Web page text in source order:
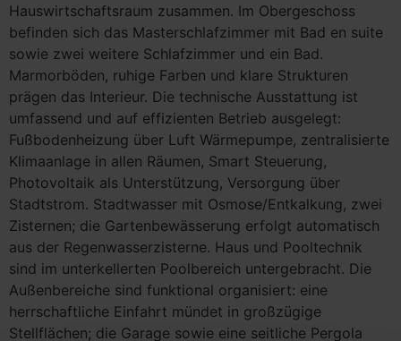
Hauswirtschaftsraum zusammen. Im Obergeschoss
befinden sich das Masterschlafzimmer mit Bad en suite
sowie zwei weitere Schlafzimmer und ein Bad.
Marmorböden, ruhige Farben und klare Strukturen
prägen das Interieur. Die technische Ausstattung ist
umfassend und auf effizienten Betrieb ausgelegt:
Fußbodenheizung über Luft Wärmepumpe, zentralisierte
Klimaanlage in allen Räumen, Smart Steuerung,
Photovoltaik als Unterstützung, Versorgung über
Stadtstrom. Stadtwasser mit Osmose/Entkalkung, zwei
Zisternen; die Gartenbewässerung erfolgt automatisch
aus der Regenwasserzisterne. Haus und Pooltechnik
sind im unterkellerten Poolbereich untergebracht. Die
Außenbereiche sind funktional organisiert: eine
herrschaftliche Einfahrt mündet in großzügige
Stellflächen; die Garage sowie eine seitliche Pergola